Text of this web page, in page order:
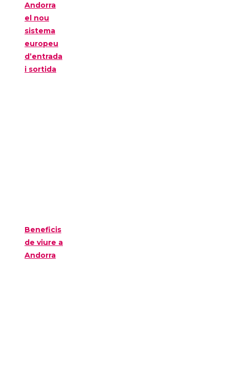
Andorra
el nou
sistema
europeu
d’entrada
i sortida
Beneficis
de viure a
Andorra